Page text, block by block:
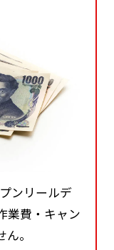
ンリールデ
業費・キャン
。